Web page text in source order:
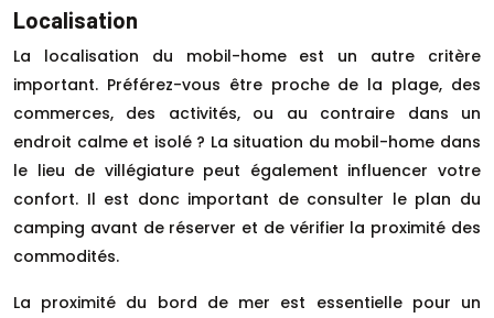
Localisation
La localisation du mobil-home est un autre critère
important. Préférez-vous être proche de la plage, des
commerces, des activités, ou au contraire dans un
endroit calme et isolé ? La situation du mobil-home dans
le lieu de villégiature peut également influencer votre
confort. Il est donc important de consulter le plan du
camping avant de réserver et de vérifier la proximité des
commodités.
La proximité du bord de mer est essentielle pour un